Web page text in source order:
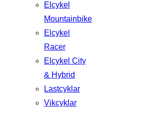
Elcykel
Mountainbike
Elcykel
Racer
Elcykel City
& Hybrid
Lastcyklar
Vikcyklar